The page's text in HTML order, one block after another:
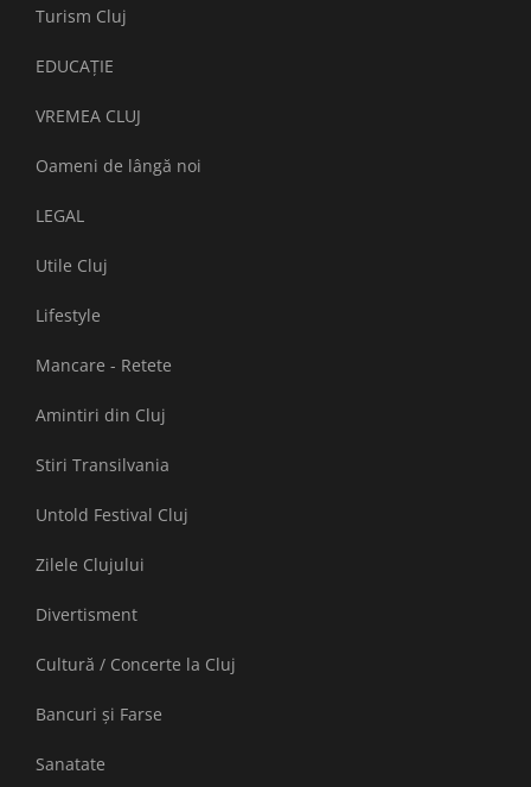
Turism Cluj
EDUCAȚIE
VREMEA CLUJ
Oameni de lângă noi
LEGAL
Utile Cluj
Lifestyle
Mancare - Retete
Amintiri din Cluj
Stiri Transilvania
Untold Festival Cluj
Zilele Clujului
Divertisment
Cultură / Concerte la Cluj
Bancuri și Farse
Sanatate